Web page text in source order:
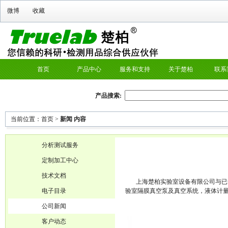
微博 收藏
首页 产品中心 服务和支持 关于楚柏 联系
产品搜索:
当前位置： 首页 > 新闻 内容
分析测试服务
定制加工中心
技术文档
电子目录
公司新闻
客户动态
上海楚柏实验室设备有限公司与已
验室隔膜真空泵及真空系统，液体计